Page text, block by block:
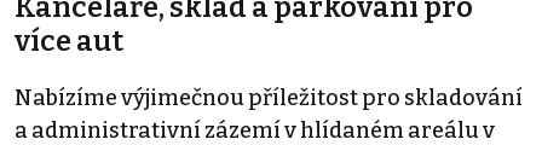
Kanceláře, sklad a parkování pro
více aut
Nabízíme výjimečnou příležitost pro skladování
a administrativní zázemí v hlídaném areálu v